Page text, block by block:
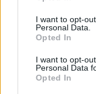
use your data for
consent section.
I want to opt-
Personal Data.
Opted In
I want to opt-
Personal Data
Opted In
da